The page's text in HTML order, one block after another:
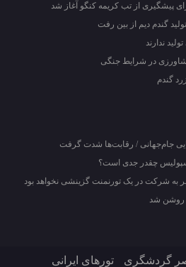
پیشگیری از تب کریمه کنگو آغاز شد
ندارند
در شرایط جنگی
گندم
جام‌جهانی / رقابت‌ها شدت گرفت
چقدر جدی است؟
به شرکت در یک تورنمنت گزینشی نخواهد بود
روشن شد
گردشگری تورهای ایرانی